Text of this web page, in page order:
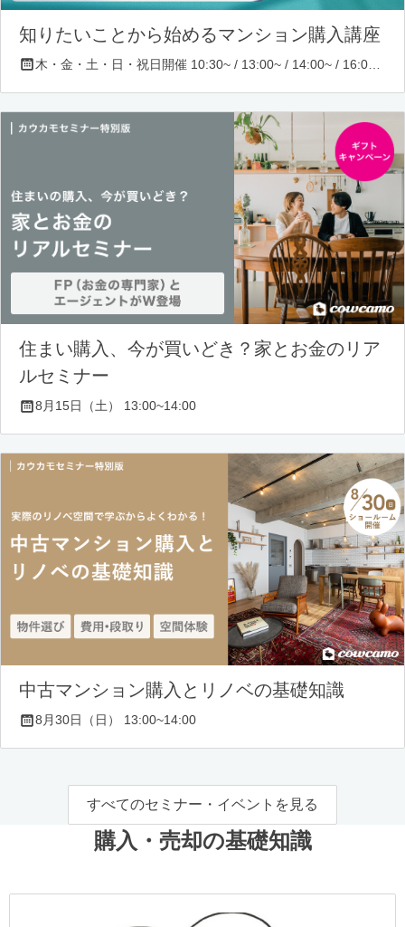
知りたいことから始めるマンション購入講座
住まい購入、今が買いどき？家とお金のリア
ルセミナー
8月15日（土） 13:00~14:00
中古マンション購入とリノベの基礎知識
8月30日（日） 13:00~14:00
すべてのセミナー・イベントを見る
購入・売却の基礎知識